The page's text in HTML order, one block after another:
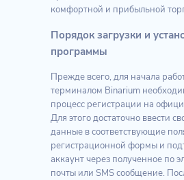
комфортной и прибыльной
Порядок загрузки и
программы
Прежде всего, для начала
терминалом Binarium
процесс регистрации на
Для этого достаточно ввести
данные в соответствующие
регистрационной формы и
аккаунт через полученное по
почты или SMS сообщение.